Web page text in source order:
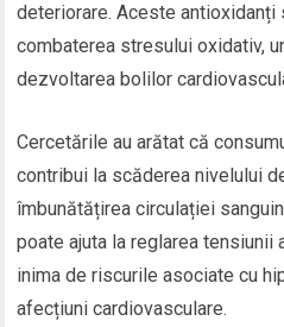
deteriorare. Aceste
combaterea stresului oxidativ,
dezvoltarea bolilor
Cercetările au arătat că
contribui la scăderea nivelului
îmbunătățirea circulației
poate ajuta la reglarea tensiunii
inima de riscurile asociate cu
afecțiuni cardiovasculare.